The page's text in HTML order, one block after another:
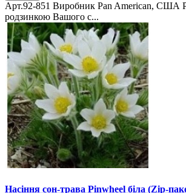
Арт.92-851 Виробник Pan American, США
родзинкою Вашого с...
Насіння сон-трава Pinwheel біла (Zip-